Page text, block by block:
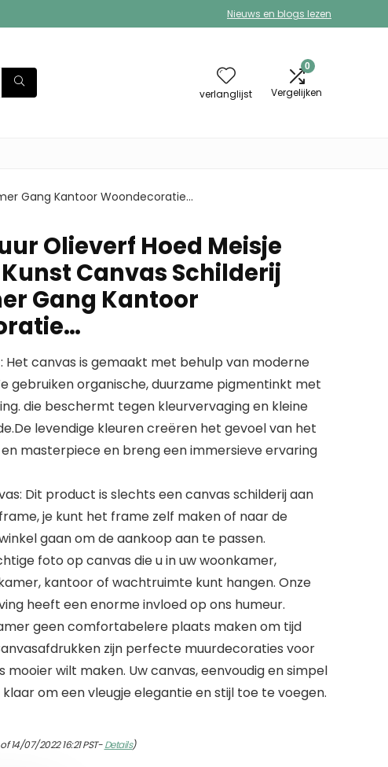
Nieuws en blogs lezen
verlanglijst
0
Vergelijken
Gang Kantoor Woondecoratie…
Olieverf Hoed Meisje
Canvas Schilderij
Gang Kantoor
Het canvas is gemaakt met behulp van moderne
gebruiken organische, duurzame pigmentinkt met
die beschermt tegen kleurvervaging en kleine
levendige kleuren creëren het gevoel van het
masterpiece en breng een immersieve ervaring
Dit product is slechts een canvas schilderij aan
je kunt het frame zelf maken of naar de
gaan om de aankoop aan te passen.
foto op canvas die u in uw woonkamer,
kantoor of wachtruimte kunt hangen. Onze
heeft een enorme invloed op ons humeur.
geen comfortabelere plaats maken om tijd
zijn perfecte muurdecoraties voor
mooier wilt maken. Uw canvas, eenvoudig en simpel
om een vleugje elegantie en stijl toe te voegen.
14/07/2022 16:21 PST-Details)